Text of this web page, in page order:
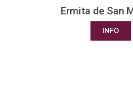
Ermita de San
INFO